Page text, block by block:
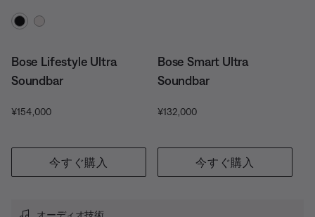
カラーの選択
Bose Lifestyle Ultra
Soundbar
価格:
¥154,000
今すぐ購入
Bose Smart Ultra
Soundbar
現在の価格:
¥132,000
今すぐ購入